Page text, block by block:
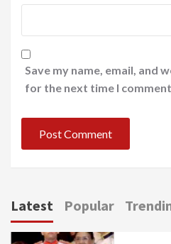
Save my name, email, and
for the next time I
Latest Popular